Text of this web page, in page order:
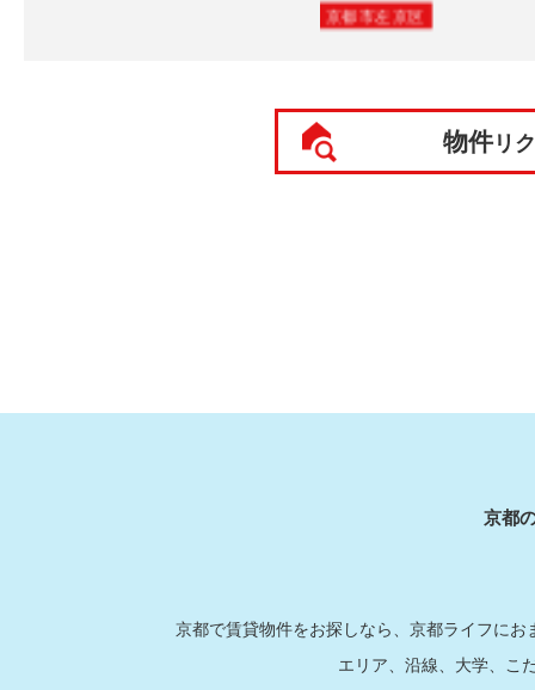
物件リ
京都
京都で賃貸物件をお探しなら、京都ライフに
エリア、沿線、大学、こ